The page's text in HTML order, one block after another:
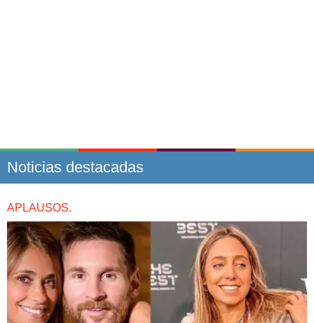
Noticias destacadas
APLAUSOS.